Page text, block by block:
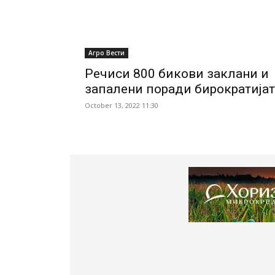
Агро Вести
Речиси 800 бикови заклани и
запалени поради
October 13, 2022 11:30